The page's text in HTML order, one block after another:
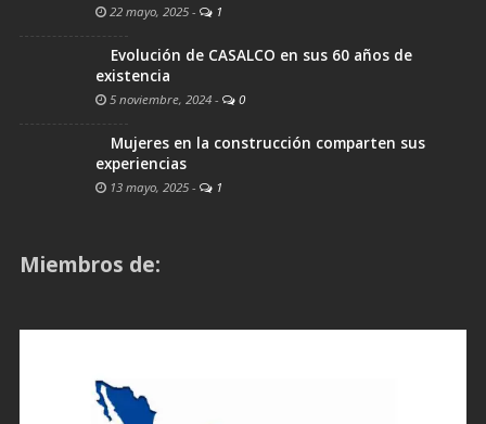
22 mayo, 2025 - 1
Evolución de CASALCO en sus 60 años de
existencia
5 noviembre, 2024 - 0
Mujeres en la construcción comparten sus
experiencias
13 mayo, 2025 - 1
Miembros de: